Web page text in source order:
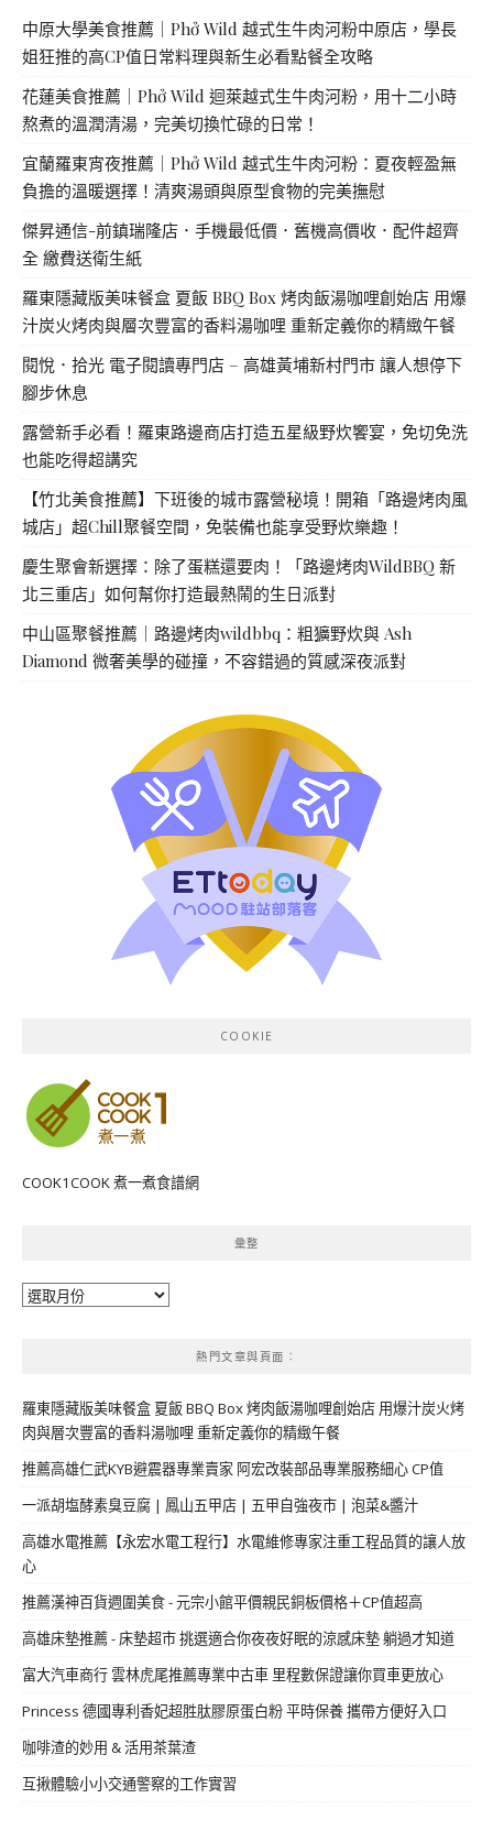
中原大學美食推薦｜Phở Wild 越式生牛肉河粉中原店，學長
姐狂推的高CP值日常料理與新生必看點餐全攻略
花蓮美食推薦｜Phở Wild 迴萊越式生牛肉河粉，用十二小時
熬煮的溫潤清湯，完美切換忙碌的日常！
宜蘭羅東宵夜推薦｜Phở Wild 越式生牛肉河粉：夏夜輕盈無
負擔的溫暖選擇！清爽湯頭與原型食物的完美撫慰
傑昇通信-前鎮瑞隆店．手機最低價．舊機高價收．配件超齊
全 繳費送衛生紙
羅東隱藏版美味餐盒 夏飯 BBQ Box 烤肉飯湯咖哩創始店 用爆
汁炭火烤肉與層次豐富的香料湯咖哩 重新定義你的精緻午餐
閱悅．拾光 電子閱讀專門店 – 高雄黃埔新村門市 讓人想停下
腳步休息
露營新手必看！羅東路邊商店打造五星級野炊饗宴，免切免洗
也能吃得超講究
【竹北美食推薦】下班後的城市露營秘境！開箱「路邊烤肉風
城店」超Chill聚餐空間，免裝備也能享受野炊樂趣！
慶生聚會新選擇：除了蛋糕還要肉！「路邊烤肉WildBBQ 新
北三重店」如何幫你打造最熱鬧的生日派對
中山區聚餐推薦｜路邊烤肉wildbbq：粗獷野炊與 Ash
Diamond 微奢美學的碰撞，不容錯過的質感深夜派對
COOKIE
COOK1COOK 煮一煮食譜網
彙整
彙
熱門文章與頁面︰
羅東隱藏版美味餐盒 夏飯 BBQ Box 烤肉飯湯咖哩創始店 用爆汁炭火烤
肉與層次豐富的香料湯咖哩 重新定義你的精緻午餐
推薦高雄仁武KYB避震器專業賣家 阿宏改裝部品專業服務細心 CP值
一派胡塩酵素臭豆腐 | 鳳山五甲店 | 五甲自強夜市 | 泡菜&醬汁
高雄水電推薦【永宏水電工程行】水電維修專家注重工程品質的讓人放
心
推薦漢神百貨週圍美食 - 元宗小館平價親民銅板價格＋CP值超高
高雄床墊推薦 - 床墊超市 挑選適合你夜夜好眠的涼感床墊 躺過才知道
富大汽車商行 雲林虎尾推薦專業中古車 里程數保證讓你買車更放心
Princess 德國專利香妃超胜肽膠原蛋白粉 平時保養 攜帶方便好入口
咖啡渣的妙用 & 活用茶葉渣
互揪體驗小小交通警察的工作實習